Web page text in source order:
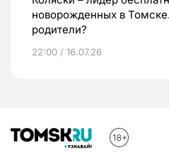
новорожденных в
родители?
22:00 / 16.07.26